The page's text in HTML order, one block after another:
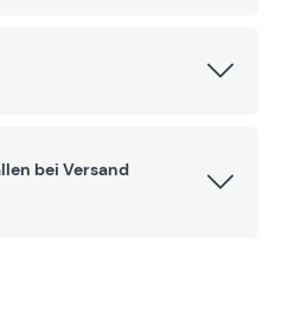
bei Versand